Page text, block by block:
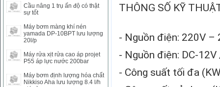
NOK
0
2658.47
RMB
RUB
0
418.79
SAR
0
6457
Cầu nâng 1 trụ ấn độ có thật
sự tốt
Máy bơm màng khí nén
yamada DP-10BPT lưu lượng
20l/p
Máy rửa xịt rửa cao áp projet
P55 áp lực nước 200bar
Máy bơm định lượng hóa chất
Nikkiso Aha lưu lượng 8.4 l/h
THÔNG SỐ KỸ
- Nguồn điện: 220V
- Nguồn điện: DC-
- Công suất tối đa